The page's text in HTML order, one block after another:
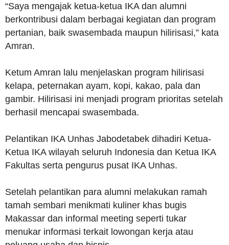
“Saya mengajak ketua-ketua IKA dan alumni
berkontribusi dalam berbagai kegiatan dan program
pertanian, baik swasembada maupun hilirisasi,” kata
Amran.
Ketum Amran lalu menjelaskan program hilirisasi
kelapa, peternakan ayam, kopi, kakao, pala dan
gambir. Hilirisasi ini menjadi program prioritas setelah
berhasil mencapai swasembada.
Pelantikan IKA Unhas Jabodetabek dihadiri Ketua-
Ketua IKA wilayah seluruh Indonesia dan Ketua IKA
Fakultas serta pengurus pusat IKA Unhas.
Setelah pelantikan para alumni melakukan ramah
tamah sembari menikmati kuliner khas bugis
Makassar dan informal meeting seperti tukar
menukar informasi terkait lowongan kerja atau